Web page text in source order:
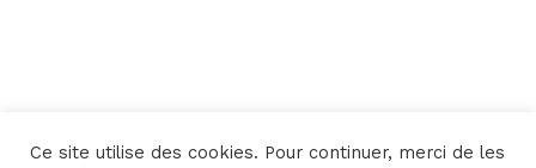
Ce site utilise des cookies. Pour continuer, merci de les